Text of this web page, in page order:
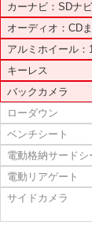
カーナビ：SDナビ
オーディオ：CD
アルミホイール：
キーレス
バックカメラ
ローダウン
ベンチシート
電動格納サードシ
電動リアゲート
サイドカメラ